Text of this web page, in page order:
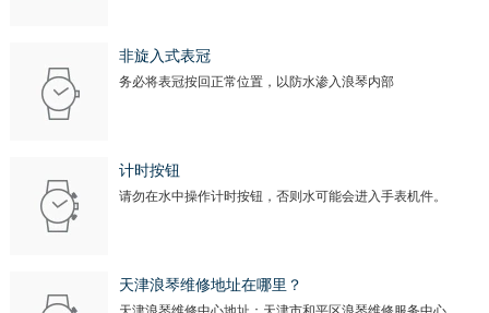
非旋入式表冠
务必将表冠按回正常位置，以防水渗入浪琴内部
计时按钮
请勿在水中操作计时按钮，否则水可能会进入手表机件。
天津浪琴维修地址在哪里？